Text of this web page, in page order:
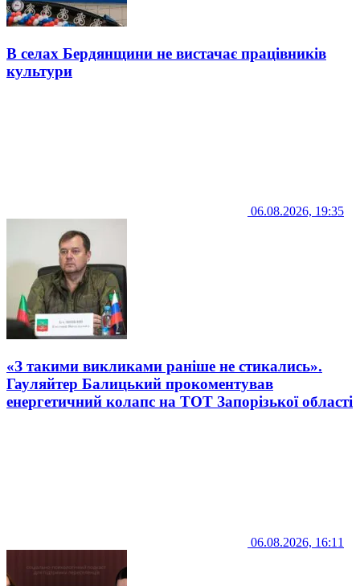
В селах Бердянщини не вистачає працівників
культури
06.08.2026, 19:35
«З такими викликами раніше не стикались».
Гауляйтер Балицький прокоментував
енергетичний колапс на ТОТ Запорізької області
06.08.2026, 16:11